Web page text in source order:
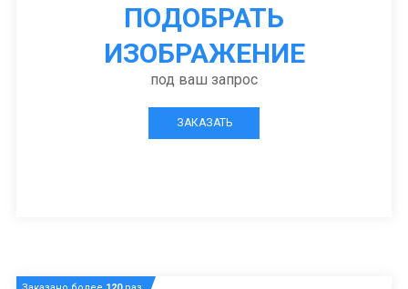
ПОДОБРАТЬ
ИЗОБРАЖЕНИЕ
под ваш запрос
ЗАКАЗАТЬ